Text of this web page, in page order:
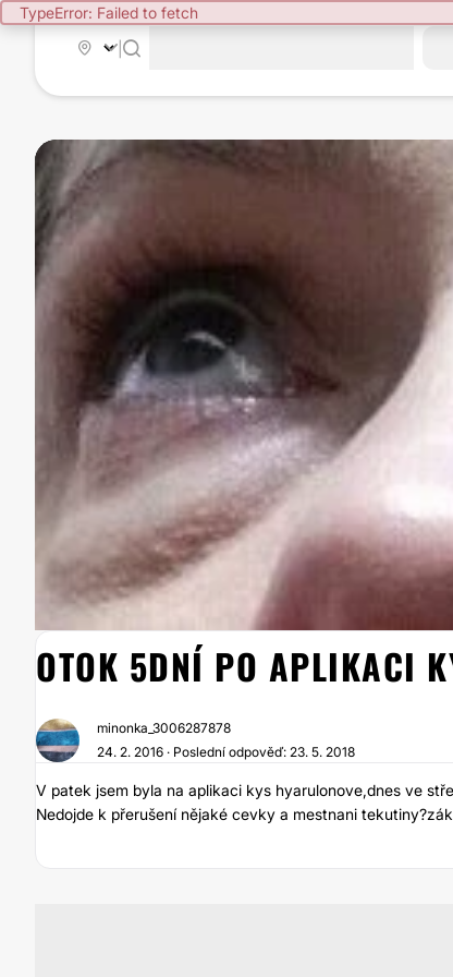
TypeError: Failed to fetch
OTOK 5DNÍ PO APLIKACI
minonka_3006287878
24. 2. 2016 · Poslední odpověď: 23. 5. 2018
V patek jsem byla na aplikaci kys hyarulonove,dnes ve
Nedojde k přerušení nějaké cevky a mestnani